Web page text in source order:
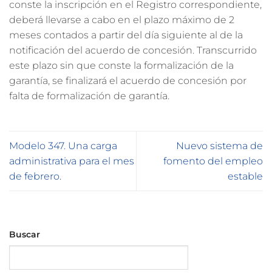
conste la inscripción en el Registro correspondiente,
deberá llevarse a cabo en el plazo máximo de 2
meses contados a partir del día siguiente al de la
notificación del acuerdo de concesión. Transcurrido
este plazo sin que conste la formalización de la
garantía, se finalizará el acuerdo de concesión por
falta de formalización de garantía.
Modelo 347. Una carga
administrativa para el mes
de febrero.
Nuevo sistema de
fomento del empleo
estable
Buscar